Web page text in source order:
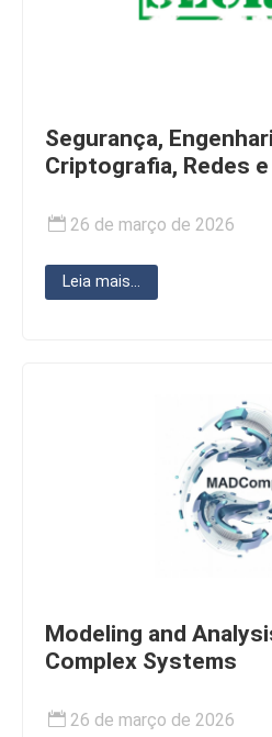
Segurança,
Criptografia, Redes
26 de março de 2026
Leia mais...
Modeling and
Complex Systems
26 de março de 2026